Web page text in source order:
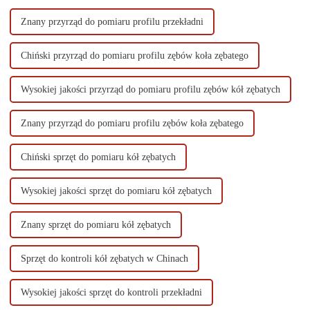
Znany przyrząd do pomiaru profilu przekładni
Chiński przyrząd do pomiaru profilu zębów koła zębatego
Wysokiej jakości przyrząd do pomiaru profilu zębów kół zębatych
Znany przyrząd do pomiaru profilu zębów koła zębatego
Chiński sprzęt do pomiaru kół zębatych
Wysokiej jakości sprzęt do pomiaru kół zębatych
Znany sprzęt do pomiaru kół zębatych
Sprzęt do kontroli kół zębatych w Chinach
Wysokiej jakości sprzęt do kontroli przekładni